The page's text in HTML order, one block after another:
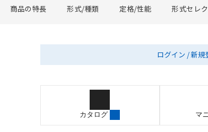
商品の特長 形式/種類 定格/性能 形式セレ
ログイン / 新規
カタログ マ